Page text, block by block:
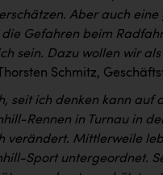
Aber auch
die Gefahren beim
sein. Dazu wollen wir
Schmitz,
seit ich denken kann auf
Rennen in Turnau in
verändert. Mittlerweile
Sport untergeordnet.